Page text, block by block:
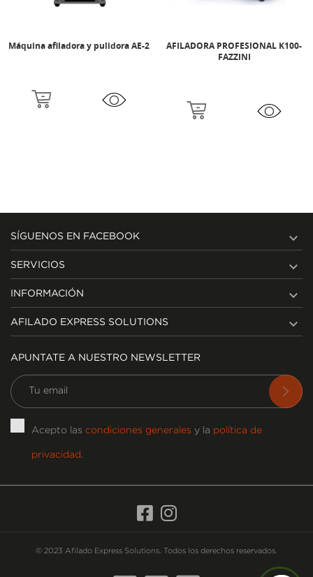
Máquina afiladora y pulidora AE-2
AFILADORA PROFESIONAL K100-
FAZZINI
SÍGUENOS EN FACEBOOK 
SERVICIOS 
INFORMACIÓN 
AFILADO EXPRESS SOLUTIONS 
APUNTATE A NUESTRO NEWSLETTER
Acepto las condiciones generales y la política de
privacidad
© 2023 Afilado Express Solutions. Todos los derechos reservados.